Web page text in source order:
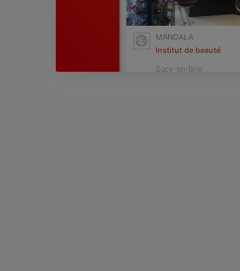
MANDALA
Institut de beauté
Sucy-en-Brie